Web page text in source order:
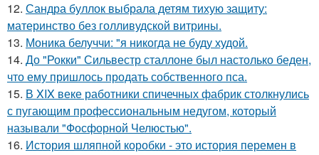
12. Сандра буллок выбрала детям тихую защиту:
материнство без голливудской витрины.
13. Моника белуччи: "я никогда не буду худой.
14. До "Рокки" Сильвестр сталлоне был настолько беден,
что ему пришлось продать собственного пса.
15. В XIX веке работники спичечных фабрик столкнулись
с пугающим профессиональным недугом, который
называли "Фосфорной Челюстью".
16. История шляпной коробки - это история перемен в